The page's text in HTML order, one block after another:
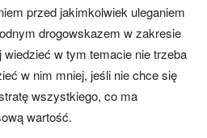
przed jakimkolwiek uleganiem
drogowskazem w zakresie
w tym temacie nie trzeba
w nim mniej, jeśli nie chce się
wszystkiego, co ma
wartość.